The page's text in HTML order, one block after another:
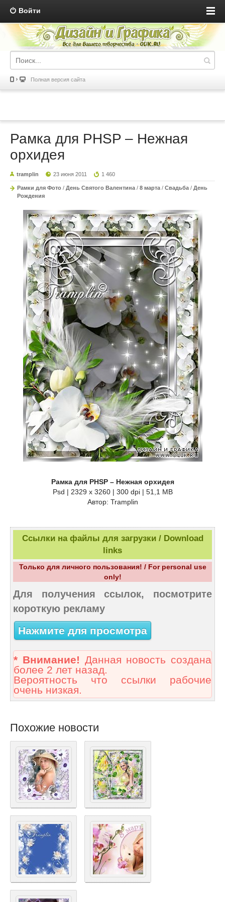
Войти
Полная версия сайта
Рамка для PHSP – Нежная
орхидея
tramplin 23 июня 2011 1 460
Рамки для Фото / День Святого Валентина / 8 марта / Свадьба / День
Рождения
Рамка для PHSP – Нежная орхидея
Psd | 2329 x 3260 | 300 dpi | 51,1 MB
Автор: Tramplin
Ссылки на файлы для загрузки / Download
links
Только для личного пользования! / For personal use
only!
Для получения ссылок, посмотрите
короткую рекламу
Нажмите для просмотра
* Внимание! Данная новость создана
более 2 лет назад.
Вероятность что ссылки рабочие
очень низкая.
Похожие новости